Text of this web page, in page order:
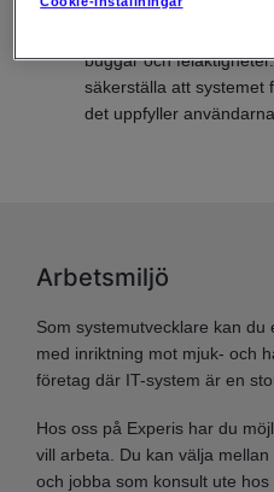
felsökning av koden,
buggar och
säkerställa att systemet
det uppfyller
Arbetsmiljö
Som systemutvecklare kan
med inriktning mot mjuk- och
företag där IT-system är en
Hos oss på Experis har du
vill arbeta. Du kan välja
och jobba som konsult ute